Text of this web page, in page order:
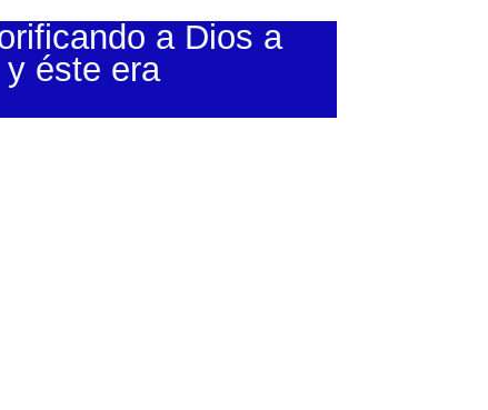
a Dios a
éste era